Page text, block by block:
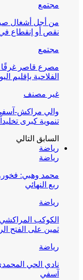
مجتمع
من أجل أشغال
نقص أو إنقطاع في
مجتمع
مصرع قاصر غرقًا
الفلاحية بإقليم
غير مصنف
والي مراكش-
تنموية كبرى
السابق التالي
رياضة
رياضة
محمد وهبي:
ربع النهائي
رياضة
الكوكب
ثمين على الفتح
رياضة
نادي الحي
آسفي